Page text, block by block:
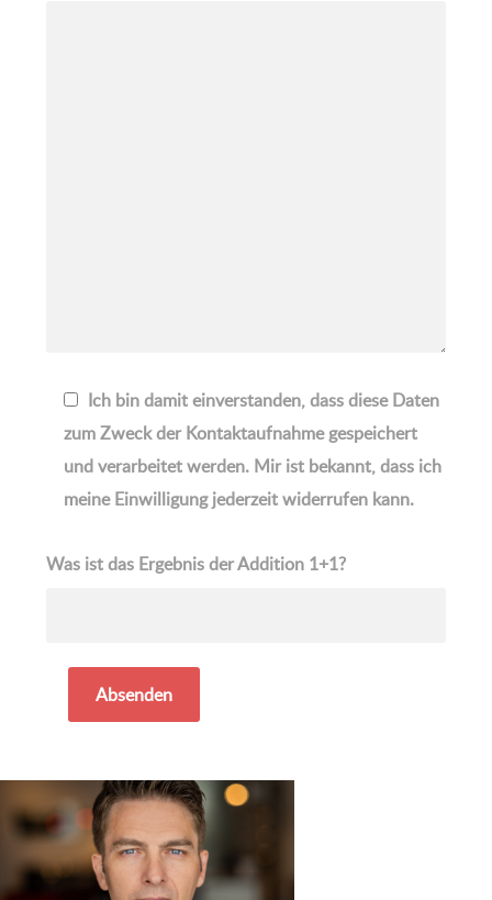
Ich bin damit einverstanden, dass diese Daten
zum Zweck der Kontaktaufnahme gespeichert
und verarbeitet werden. Mir ist bekannt, dass ich
meine Einwilligung jederzeit widerrufen kann.
Was ist das Ergebnis der Addition 1+1?